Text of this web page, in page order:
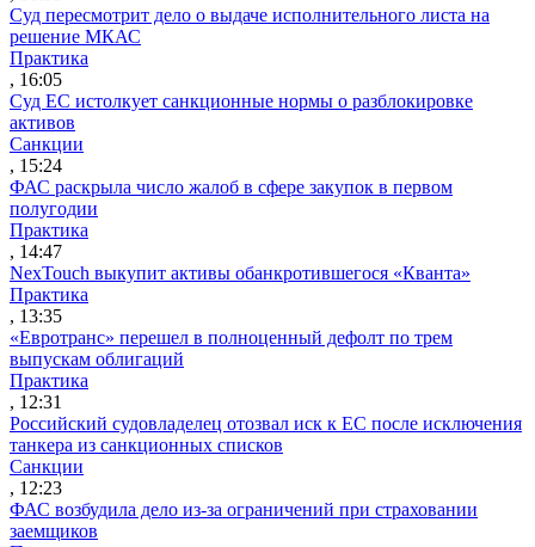
Суд пересмотрит дело о выдаче исполнительного листа на
решение МКАС
Практика
, 16:05
Суд ЕС истолкует санкционные нормы о разблокировке
активов
Санкции
, 15:24
ФАС раскрыла число жалоб в сфере закупок в первом
полугодии
Практика
, 14:47
NexTouch выкупит активы обанкротившегося «Кванта»
Практика
, 13:35
«Евротранс» перешел в полноценный дефолт по трем
выпускам облигаций
Практика
, 12:31
Российский судовладелец отозвал иск к ЕС после исключения
танкера из санкционных списков
Санкции
, 12:23
ФАС возбудила дело из-за ограничений при страховании
заемщиков